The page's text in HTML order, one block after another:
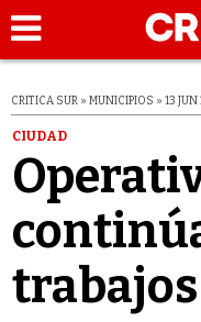
CRITICA SUR » MUNICIPIOS » 13
CIUDAD